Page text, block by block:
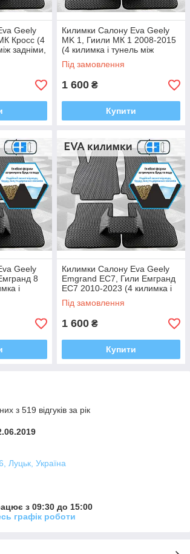
Geely
Кросс (4
задніми,
Єва)
Килимки Салону Eva Geely
MK 1, Гиили МК 1 2008-2015
(4 килимка і тунель між
задніми, багато кольорів Ева,
Єва)
Під замовлення
1 600 ₴
Купити
Geely
8
і
багато
Килимки Салону Eva Geely
Emgrand EC7, Гили Емгранд
ЕС7 2010-2023 (4 килимка і
тунель між задніми, багато
кольорів Ева, Єва)
Під замовлення
1 600 ₴
Купити
з 519 відгуків за рік
Луцьк, Україна
з 09:30 до 15:00
графік роботи